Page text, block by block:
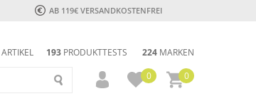
AB 119€ VERSANDKOSTENFREI
193 PRODUKTTESTS 224 MARKEN
ARTIKEL
0
0